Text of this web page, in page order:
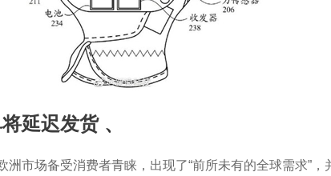
延迟发货、
市场备受消费者青睐，出现了“前所未有的全球需求”